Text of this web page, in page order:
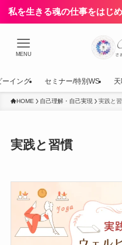
私を生きる魂の仕事をは
MENU
ーイング セミナー/特別WS
HOME 自己理解・自己実現 実践と
実践と習慣